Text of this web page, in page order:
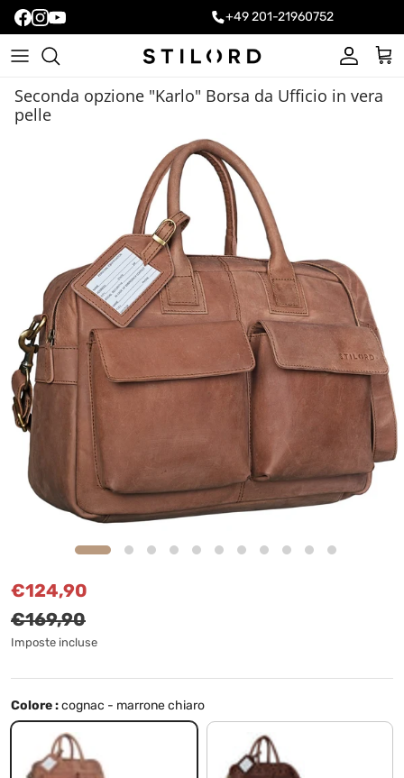
+49 201-21960752
Account
Seconda opzione "Karlo" Borsa da Ufficio in vera
pelle
Prezzo di vendita
€124,90
€169,90
Imposte incluse
Colore :cognac - marrone chiaro